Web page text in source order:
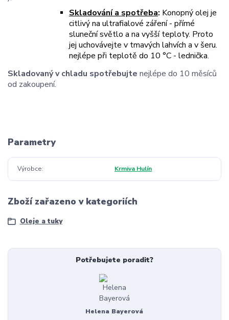
Skladování a spotřeba: Konopný olej je
citlivý na ultrafialové záření - přímé
sluneční světlo a na vyšší teploty. Proto
jej uchovávejte v tmavých lahvích a v šeru.
nejlépe při teplotě do 10 °C - lednička.
Skladovaný v chladu spotřebujte nejlépe do 10 měsíců
od zakoupení.
Parametry
Výrobce Krmiva Hulín
Zboží zařazeno v kategoriích
Oleje a tuky
Potřebujete poradit?
Helena Bayerová